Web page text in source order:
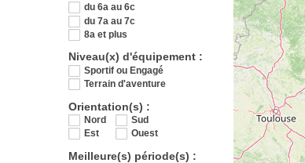
du 6a au 6c
du 7a au 7c
8a et plus
Niveau(x) d'équipement :
Sportif ou Engagé
Terrain d'aventure
Orientation(s) :
Nord
Sud
Est
Ouest
Meilleure(s) période(s) :